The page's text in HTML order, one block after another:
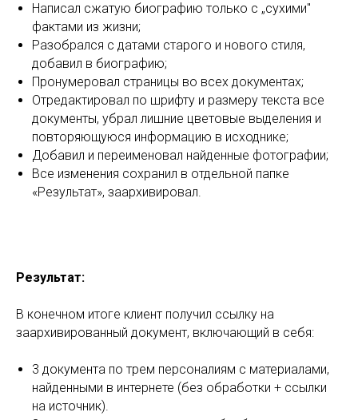
Написал сжатую биографию только с „сухими"
фактами из жизни;
Разобрался с датами старого и нового стиля,
добавил в биографию;
Пронумеровал страницы во всех документах;
Отредактировал по шрифту и размеру текста все
документы, убрал лишние цветовые выделения и
повторяющуюся информацию в исходнике;
Добавил и переименовал найденные фотографии;
Все изменения сохранил в отдельной папке
«Результат», заархивировал.
Результат:
В конечном итоге клиент получил ссылку на
заархивированный документ, включающий в себя:
3 документа по трем персоналиям с материалами,
найденными в интернете (без обработки + ссылки
на источник).